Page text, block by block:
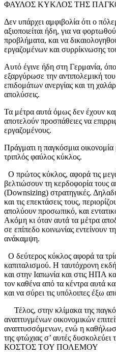
ΦΑΥΛΟΣ ΚΥΚΛΟΣ ΤΗΣ
Δεν υπάρχει αμφιβολία ότι ο
αξιοποιείται ήδη, για να
προβλήματα, και να
εργαζομένων και συρρίκνωσης
Αυτό έγινε ήδη στη Γερμανία,
εξαργύρωσε την αντιπολεμική
επιδομάτων ανεργίας και τη
απολύσεις.
Τα μέτρα αυτά όμως δεν έχουν
αποτελούν προσπάθειες να
εργαζομένους.
Πράγματι η παγκόσμια οικονομία
τριπλός φαύλος κύκλος.
Ο πρώτος κύκλος, αφορά τις
βελτιώσουν τη κερδοφορία τους
(Downsizing) στρατηγικές.
και τις επεκτάσεις τους,
απολύουν προσωπικό, και
Ακόμη κι όταν αυτά τα μέτρα
σε επίπεδο κοινωνίας εντείνουν
ανάκαμψη.
Ο δεύτερος κύκλος αφορά τα
καπιταλισμού. Η ταυτόχρονη
και στην Ιαπωνία και στις ΗΠΑ
τον καθένα από τα κέντρα αυτά
και να σύρει τις υπόλοιπες έξω
Τέλος, στην κλίμακα της
αναπτυγμένων οικονομικών
αναπτυσσόμενων, ενώ η
της φτώχιας σ’ αυτές
ΚΟΣΤΟΣ ΤΟΥ ΠΟΛΕΜΟΥ